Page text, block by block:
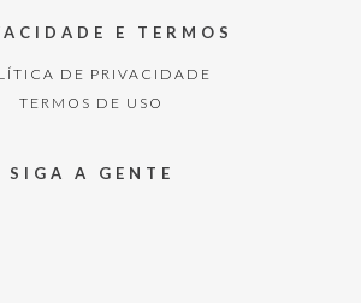
E TERMOS
DE PRIVACIDADE
TERMOS DE USO
SIGA A GENTE